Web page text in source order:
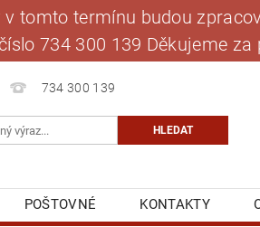
tomto termínu budou
734 300 139 Děkujeme
734 300 139
POŠTOVNÉ KONTAKTY